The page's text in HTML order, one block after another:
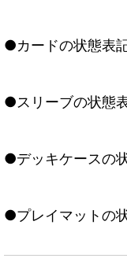
●カードの状態表
●スリーブの状態
●デッキケースの
●プレイマットの